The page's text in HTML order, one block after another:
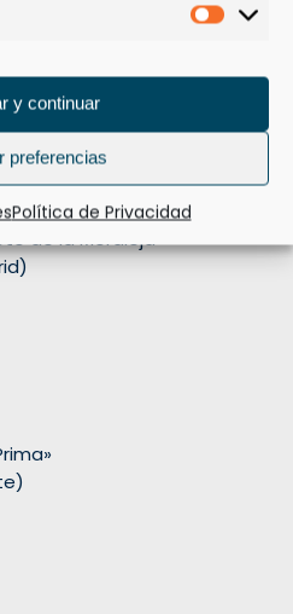
y continuar
preferencias
Política de Privacidad
de la Moraleja»